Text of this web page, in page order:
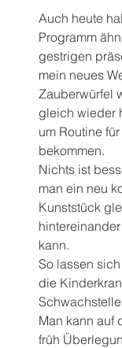
Auch heute
Programm
gestrigen
mein neues
Zauberwürfel
gleich wieder
um Routine
bekommen.
Nichts ist
man ein neu
Kunststück
kann.
So lassen
die
Man kann auf
früh